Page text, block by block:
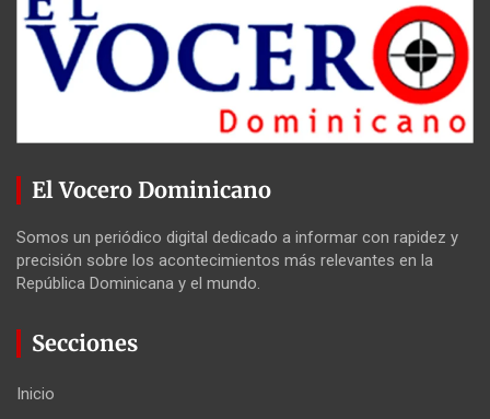
El Vocero Dominicano
Somos un periódico digital dedicado a informar con rapidez y
precisión sobre los acontecimientos más relevantes en la
República Dominicana y el mundo.
Secciones
Inicio